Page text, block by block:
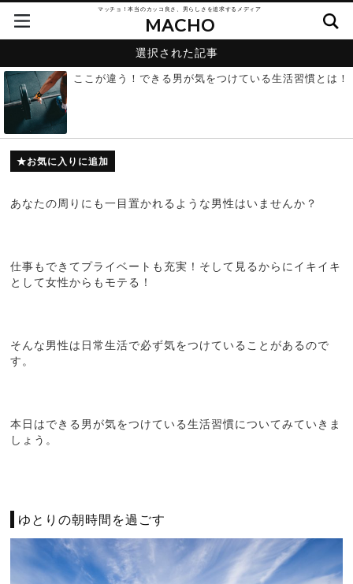
マッチョ！本当のカッコ良さ、男らしさを追求するメディア
MACHO
選択された記事
ここが違う！できる男が気をつけている生活習慣とは！
お気に入りに追加
あなたの周りにも一目置かれるような男性はいませんか？
仕事もできてプライベートも充実！そして見るからにイキイキ
として女性からもモテる！
そんな男性は日常生活で必ず気をつけていることがあるので
す。
本日はできる男が気をつけている生活習慣についてみていきま
しょう。
ゆとりの朝時間を過ごす